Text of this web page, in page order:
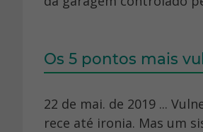
Os 5 pontos mais
22 de mai. de 2019 ...
rece até ironia. Mas um